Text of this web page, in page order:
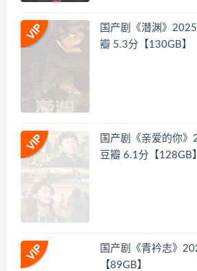
国产剧《潜渊》
瓣 5.3分【130GB】
国产剧《亲爱的你
豆瓣 6.1分【128GB】
国产剧《青衿志》
【89GB】